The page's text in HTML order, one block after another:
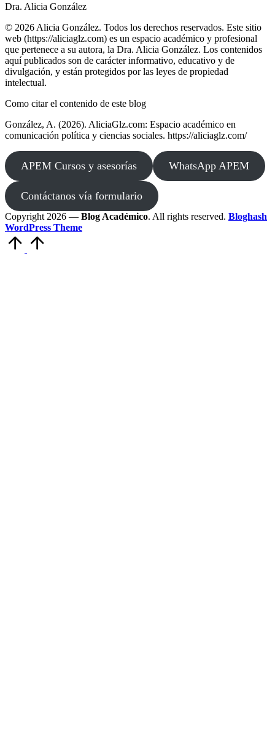
Dra. Alicia González
© 2026 Alicia González. Todos los derechos reservados. Este sitio
web (https://aliciaglz.com) es un espacio académico y profesional
que pertenece a su autora, la Dra. Alicia González. Los contenidos
aquí publicados son de carácter informativo, educativo y de
divulgación, y están protegidos por las leyes de propiedad
intelectual.
Como citar el contenido de este blog
González, A. (2026). AliciaGlz.com: Espacio académico en
comunicación política y ciencias sociales. https://aliciaglz.com/
APEM Cursos y asesorías WhatsApp APEM
Contáctanos vía formulario
Copyright 2026 — Blog Académico. All rights reserved. Bloghash
WordPress Theme